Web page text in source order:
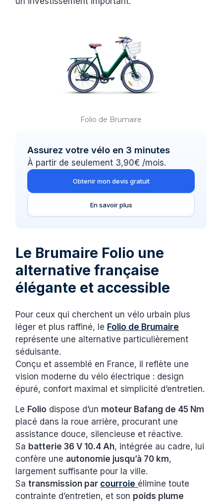
Folio de Brumaire
Assurez votre vélo en 3 minutes
À partir de seulement 3,90€ /mois.
Obtenir mon devis gratuit
En savoir plus
Le Brumaire Folio une
alternative française
élégante et accessible
Pour ceux qui cherchent un vélo urbain plus
léger et plus raffiné, le Folio de Brumaire
représente une alternative particulièrement
séduisante.
Conçu et assemblé en France, il reflète une
vision moderne du vélo électrique : design
épuré, confort maximal et simplicité d’entretien.
Le Folio dispose d’un moteur Bafang de 45 Nm
placé dans la roue arrière, procurant une
assistance douce, silencieuse et réactive.
Sa batterie 36 V 10.4 Ah, intégrée au cadre, lui
confère une autonomie jusqu’à 70 km,
largement suffisante pour la ville.
Satransmission par courroie élimine toute
contrainte d’entretien, et son poids plume